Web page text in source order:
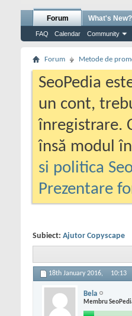
Forum
FAQ Calendar Community
What's New?
Forum Metode de
SeoPedia
un cont,
înregistrare.
însă modul
si politica
Prezentare
Subiect: Ajutor Copyscape
18th January 2016, 10:13
Bela
Membru